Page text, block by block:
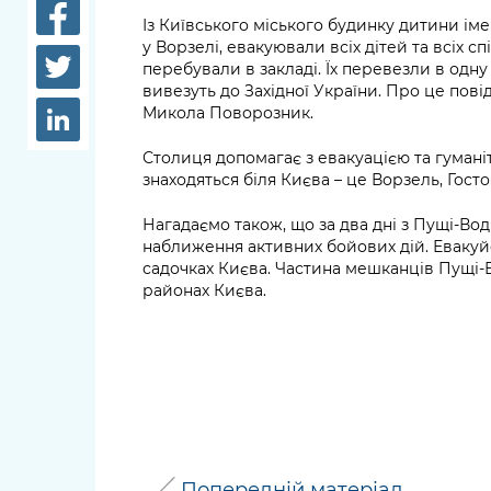
Структура
Рішення та розпорядження
Проєкти розпоряджень, що
перебувають на погодженні
КМВА
Лікарні
Освіта
Дороги,
Із Київського міського будинку дитини
у Ворзелі, евакуювали всіх дітей та всіх
перебували в закладі. Їх перевезли в одну
вивезуть до Західної України. Про це
Микола Поворозник.
Столиця допомагає з евакуацією та
знаходяться біля Києва – це Ворзель,
Нагадаємо також, що за два дні з Пущі-
наближення активних бойових дій.
садочках Києва. Частина мешканців
районах Києва.